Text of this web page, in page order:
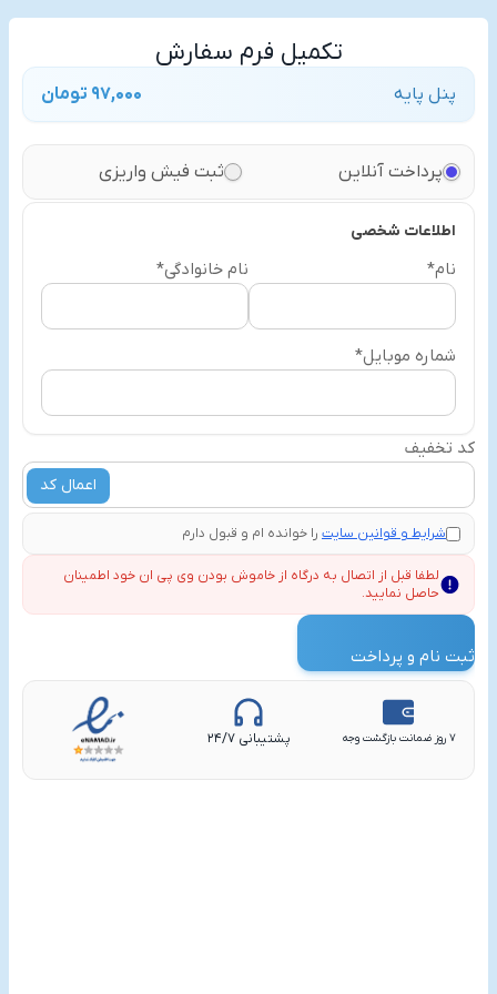
تکمیل فرم سفارش
پنل پایه 97,000 تومان
پرداخت آنلاین ثبت فیش واریزی
اطلاعات شخصی
نام* نام خانوادگی*
شماره موبایل*
کدپیگیری* اطلاعات بانک مقصد*
آپلود فیش*
تاریخ پرداخت*
کد تخفیف
اعمال کد
شرایط و قوانین سایت را خوانده ام و قبول دارم
لطفا قبل از اتصال به درگاه از خاموش بودن وی پی ان خود اطمینان
حاصل نمایید.
ثبت نام و پرداخت
۷ روز ضمانت بازگشت وجه پشتیبانی ۲۴/۷